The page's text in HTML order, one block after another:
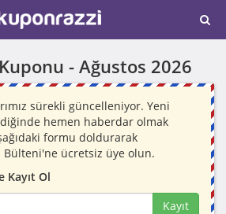
- Ağustos 2026
sürekli güncelleniyor. Yeni
hemen haberdar olmak
formu doldurarak
ücretsiz üye olun.
Kayıt Ol
Kayıt